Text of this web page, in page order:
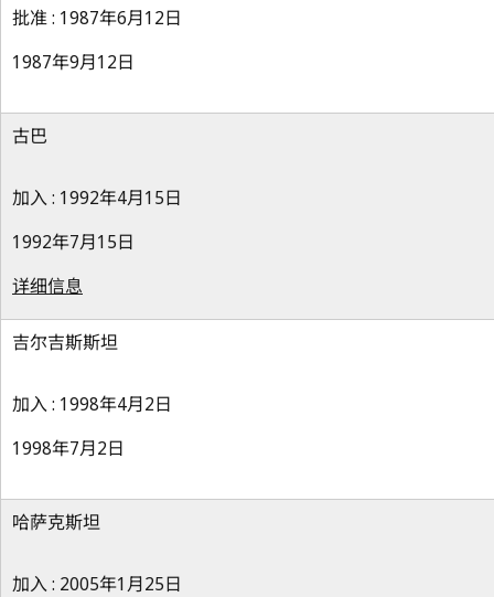
批准 : 1987年6月12日
1987年9月12日
古巴
加入 : 1992年4月15日
1992年7月15日
详细信息
吉尔吉斯斯坦
加入 : 1998年4月2日
1998年7月2日
哈萨克斯坦
加入 : 2005年1月25日